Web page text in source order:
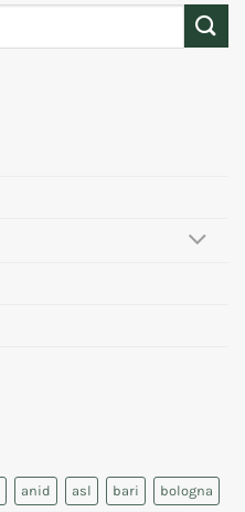
anid asl bari bologna